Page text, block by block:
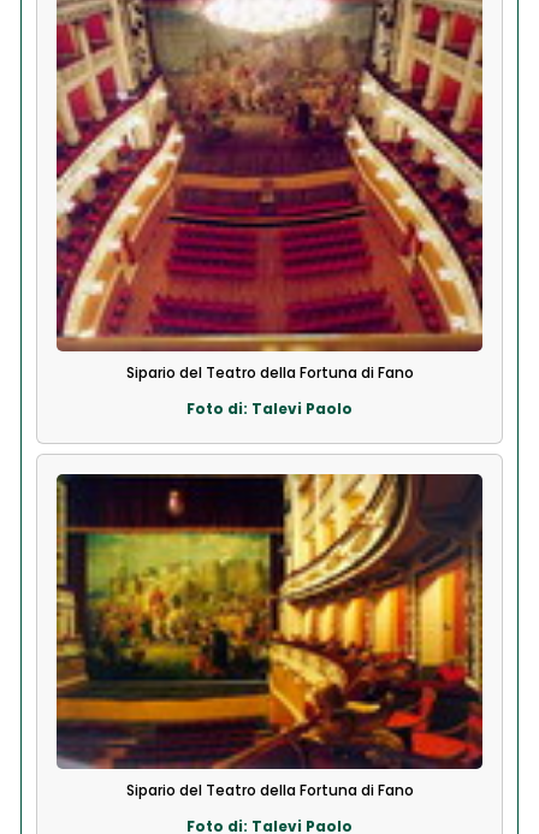
Sipario del Teatro della Fortuna di Fano
Foto di: Talevi Paolo
Sipario del Teatro della Fortuna di Fano
Foto di: Talevi Paolo